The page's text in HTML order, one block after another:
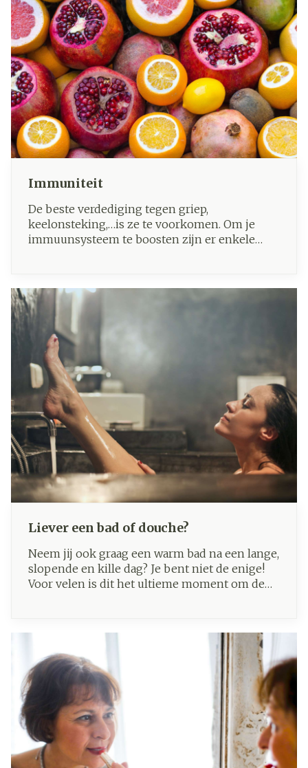
of woelen.
Immuniteit
De beste verdediging tegen griep,
keelonsteking,…is ze te voorkomen. Om je
immuunsysteem te boosten zijn er enkele
Liever een bad of douche?
Neem jij ook graag een warm bad na een lange,
slopende en kille dag? Je bent niet de enige!
Voor velen is dit het ultieme moment om de
douche. Maar wat is het best voor je huid, een